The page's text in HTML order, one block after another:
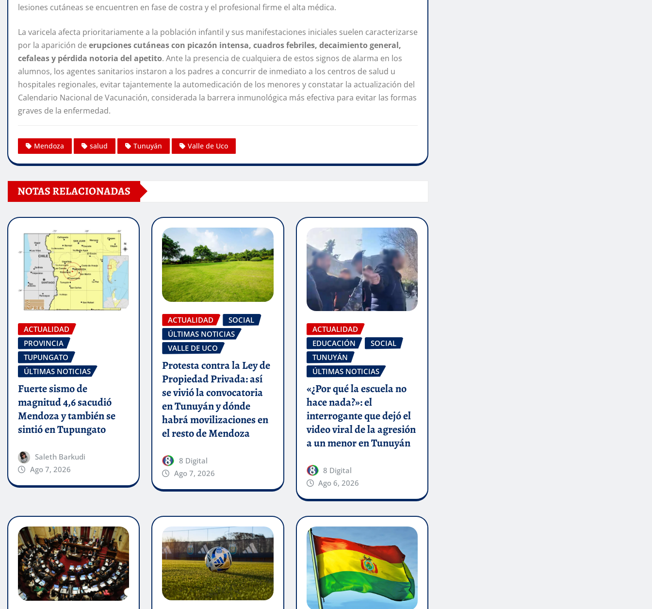
lesiones cutáneas se encuentren en fase de costra y el profesional firme el alta médica.
La varicela afecta prioritariamente a la población infantil y sus manifestaciones iniciales suelen caracterizarse
por la aparición de erupciones cutáneas con picazón intensa, cuadros febriles, decaimiento general,
cefaleas y pérdida notoria del apetito. Ante la presencia de cualquiera de estos signos de alarma en los
alumnos, los agentes sanitarios instaron a los padres a concurrir de inmediato a los centros de salud u
hospitales regionales, evitar tajantemente la automedicación de los menores y constatar la actualización del
Calendario Nacional de Vacunación, considerada la barrera inmunológica más efectiva para evitar las formas
graves de la enfermedad.
Mendoza salud Tunuyán Valle de Uco
NOTAS RELACIONADAS
ACTUALIDAD
PROVINCIA
TUPUNGATO
ÚLTIMAS NOTICIAS
Fuerte sismo de
magnitud 4,6 sacudió
Mendoza y también se
sintió en Tupungato
Saleth Barkudi
Ago 7, 2026
ACTUALIDAD
SOCIAL
ÚLTIMAS NOTICIAS
VALLE DE UCO
Protesta contra la Ley de
Propiedad Privada: así
se vivió la convocatoria
en Tunuyán y dónde
habrá movilizaciones en
el resto de Mendoza
8 Digital
Ago 7, 2026
ACTUALIDAD
EDUCACIÓN
SOCIAL
TUNUYÁN
ÚLTIMAS NOTICIAS
«¿Por qué la escuela no
hace nada?»: el
interrogante que dejó el
video viral de la agresión
a un menor en Tunuyán
8 Digital
Ago 6, 2026